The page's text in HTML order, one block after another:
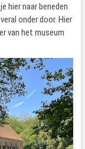
hier naar beneden
onder door. Hier
van het museum